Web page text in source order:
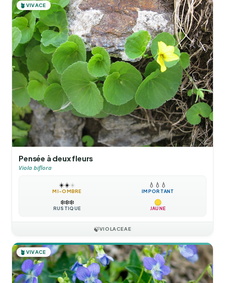
🪴 VIVACE
Pensée à deux fleurs
Viola biflora
☀️☀️☀️
MI-OMBRE
💧 💧 💧
IMPORTANT
❄️❄️❄️
RUSTIQUE JAUNE
🍃VIOLACEAE
🪴 VIVACE